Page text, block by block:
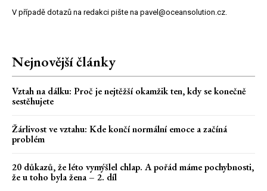
V případě dotazů na redakci pište na pavel@oceansolution.cz.
Nejnovější články
Vztah na dálku: Proč je nejtěžší okamžik ten, kdy se konečně
sestěhujete
Žárlivost ve vztahu: Kde končí normální emoce a začíná
problém
20 důkazů, že léto vymýšlel chlap. A pořád máme pochybnosti,
že u toho byla žena – 2. díl